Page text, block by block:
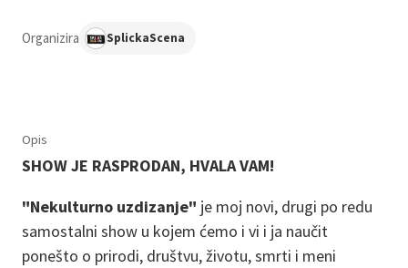
Organizira SplickaScena
Opis
SHOW JE RASPRODAN, HVALA VAM!
"Nekulturno uzdizanje" je moj novi, drugi po redu
samostalni show u kojem ćemo i vi i ja naučit
ponešto o prirodi, društvu, životu, smrti i meni